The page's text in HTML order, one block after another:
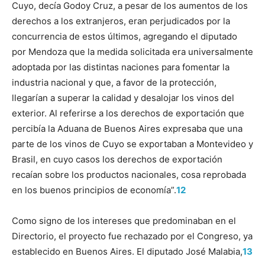
Cuyo, decía Godoy Cruz, a pesar de los aumentos de los
derechos a los extranjeros, eran perjudicados por la
concurrencia de estos últimos, agregando el diputado
por Mendoza que la medida solicitada era universalmente
adoptada por las distintas naciones para fomentar la
industria nacional y que, a favor de la protección,
llegarían a superar la calidad y desalojar los vinos del
exterior. Al referirse a los derechos de exportación que
percibía la Aduana de Buenos Aires expresaba que una
parte de los vinos de Cuyo se exportaban a Montevideo y
Brasil, en cuyo casos los derechos de exportación
recaían sobre los productos nacionales, cosa reprobada
en los buenos principios de economía”.12
Como signo de los intereses que predominaban en el
Directorio, el proyecto fue rechazado por el Congreso, ya
establecido en Buenos Aires. El diputado José Malabia,13